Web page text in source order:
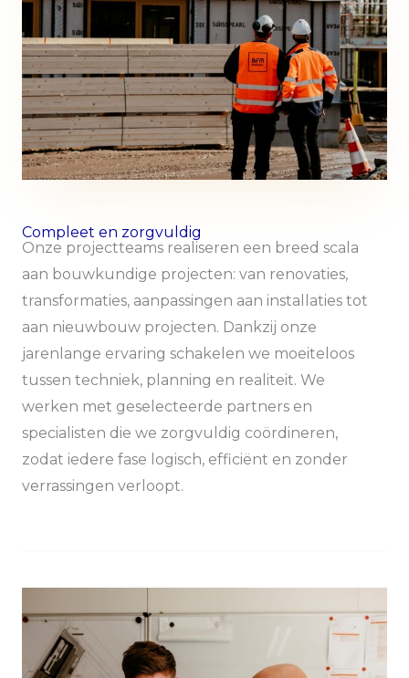
Compleet en zorgvuldig
Onze projectteams realiseren een breed scala
aan bouwkundige projecten: van renovaties,
transformaties, aanpassingen aan installaties tot
aan nieuwbouw projecten. Dankzij onze
jarenlange ervaring schakelen we moeiteloos
tussen techniek, planning en realiteit. We
werken met geselecteerde partners en
specialisten die we zorgvuldig coördineren,
zodat iedere fase logisch, efficiënt en zonder
verrassingen verloopt.